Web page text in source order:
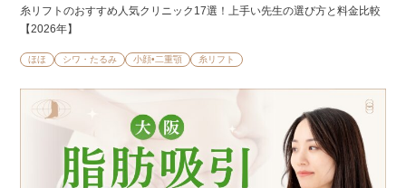
糸リフトのおすすめ人気クリニック17選！上手い先生の選び方と料金比較
【2026年】
ほほ シワ・たるみ 小顔•二重顎 糸リフト